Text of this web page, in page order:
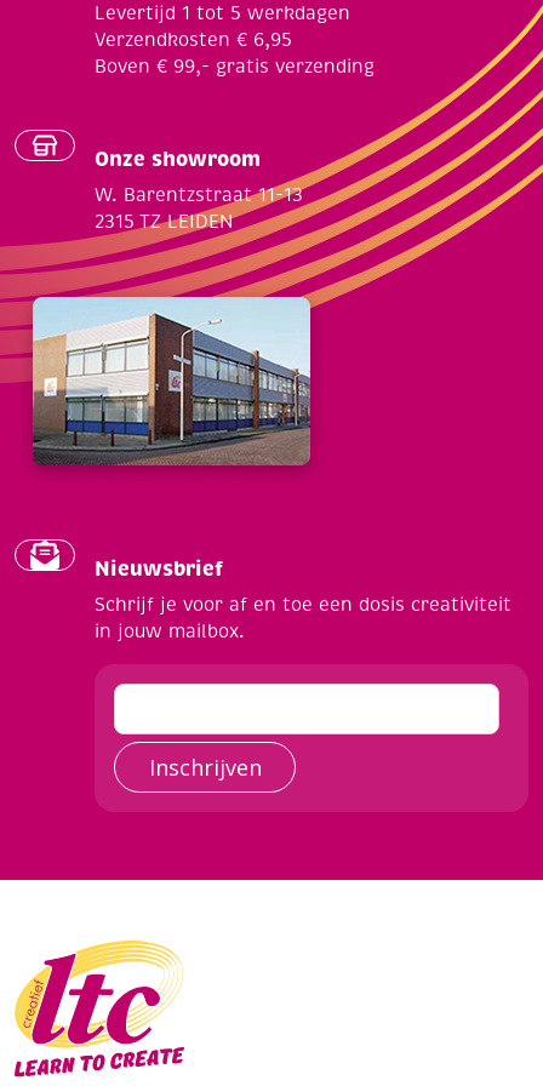
Levertijd 1 tot 5 werkdagen
Verzendkosten € 6,95
Boven € 99,- gratis verzending
Onze showroom
W. Barentzstraat 11-13
2315 TZ LEIDEN
Nieuwsbrief
Schrijf je voor af en toe een dosis creativiteit
in jouw mailbox.
Inschrijven